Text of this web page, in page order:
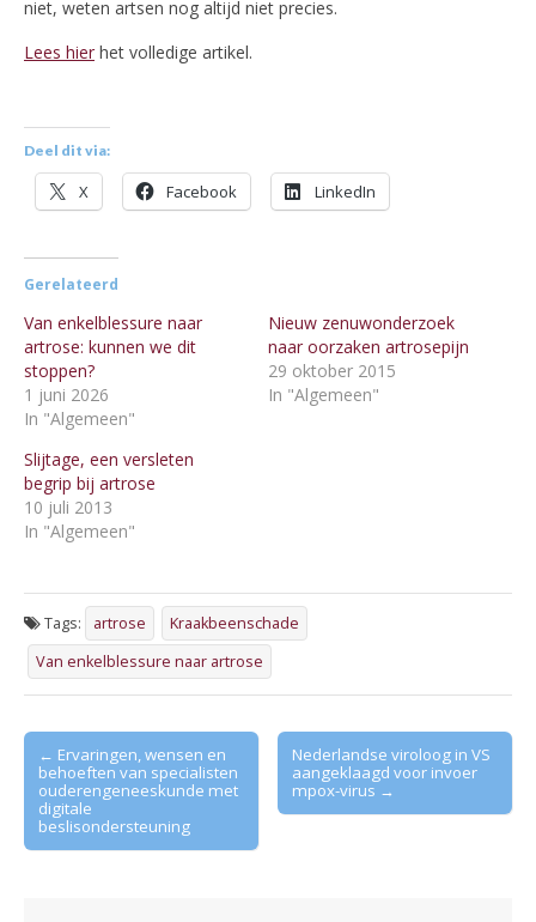
niet, weten artsen nog altijd niet precies.
Lees hier het volledige artikel.
Deel dit via:
X Facebook LinkedIn
Gerelateerd
Van enkelblessure naar
artrose: kunnen we dit
stoppen?
1 juni 2026
In "Algemeen"
Nieuw zenuwonderzoek
naar oorzaken artrosepijn
29 oktober 2015
In "Algemeen"
Slijtage, een versleten
begrip bij artrose
10 juli 2013
In "Algemeen"
Tags: artrose
Kraakbeenschade
Van enkelblessure naar artrose
Post
navigation
← Ervaringen, wensen en
behoeften van specialisten
ouderengeneeskunde met
digitale
beslisondersteuning
Nederlandse viroloog in VS
aangeklaagd voor invoer
mpox-virus →